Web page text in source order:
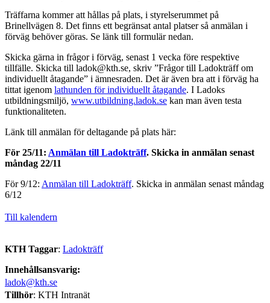
Träffarna kommer att hållas på plats, i styrelserummet på
Brinellvägen 8. Det finns ett begränsat antal platser så anmälan i
förväg behöver göras. Se länk till formulär nedan.
Skicka gärna in frågor i förväg, senast 1 vecka före respektive
tillfälle. Skicka till ladok@kth.se, skriv ”Frågor till Ladokträff om
individuellt åtagande” i ämnesraden. Det är även bra att i förväg ha
tittat igenom lathunden för individuellt åtagande. I Ladoks
utbildningsmiljö, www.utbildning.ladok.se kan man även testa
funktionaliteten.
Länk till anmälan för deltagande på plats här:
För 25/11: Anmälan till Ladokträff. Skicka in anmälan senast
måndag 22/11
För 9/12: Anmälan till Ladokträff. Skicka in anmälan senast måndag
6/12
Till kalendern
KTH Taggar: Ladokträff
Innehållsansvarig:
ladok@kth.se
Tillhör: KTH Intranät